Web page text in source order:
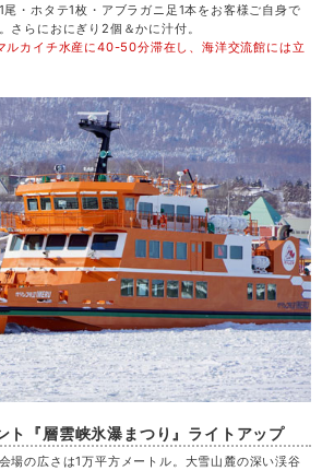
・ホタテ1枚・アブラガニ足1本をお客様ご自身で
さらにおにぎり2個＆かに汁付。
ルカイチ水産に40-50分滞在し、海洋交流館には立
ト『層雲峡氷瀑まつり』ライトアップ
場の広さは1万平方メートル。大雪山麓の深い渓谷